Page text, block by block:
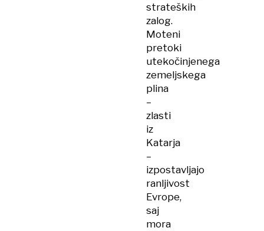
strateških
zalog.
Moteni
pretoki
utekočinjenega
zemeljskega
plina
–
zlasti
iz
Katarja
–
izpostavljajo
ranljivost
Evrope,
saj
mora